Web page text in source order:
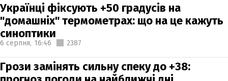
Українці фіксують +50 градусів на
"домашніх" термометрах: що на це кажуть
синоптики
6 серпня, 16:46 2387
Грози замінять сильну спеку до +38: